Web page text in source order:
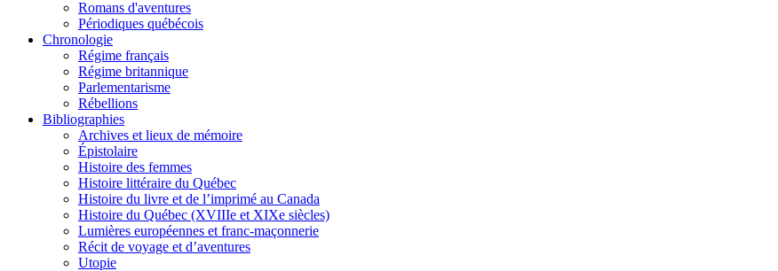
Romans d'aventures
Périodiques québécois
Chronologie
Régime français
Régime britannique
Parlementarisme
Rébellions
Bibliographies
Archives et lieux de mémoire
Épistolaire
Histoire des femmes
Histoire littéraire du Québec
Histoire du livre et de l’imprimé au Canada
Histoire du Québec (XVIIIe et XIXe siècles)
Lumières européennes et franc-maçonnerie
Récit de voyage et d’aventures
Utopie